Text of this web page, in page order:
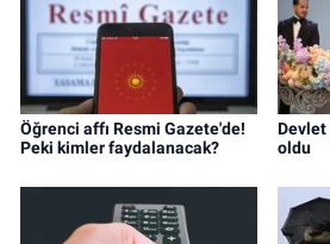
Öğrenci affı Resmi Gazete'de!
Peki kimler faydalanacak?
Devlet
oldu